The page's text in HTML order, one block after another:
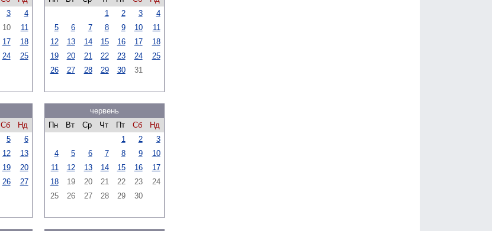
3
4
10
11
17
18
24
25
1
2 3
4
5
6 7 8 9 10
11
12
13 14 15 16 17
18
19
20 21 22 23 24
25
26
27 28 29 30 31
Сб
Нд
5
6
12
13
19
20
26
27
червень
Пн
Вт Ср Чт Пт Сб
Нд
1
2
3
4
5 6 7 8 9
10
11
12 13 14 15 16
17
18
19 20 21 22 23
24
25
26 27 28 29 30